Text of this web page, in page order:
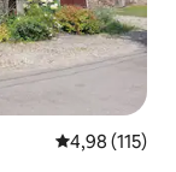
Átlagos
4,98 (115)